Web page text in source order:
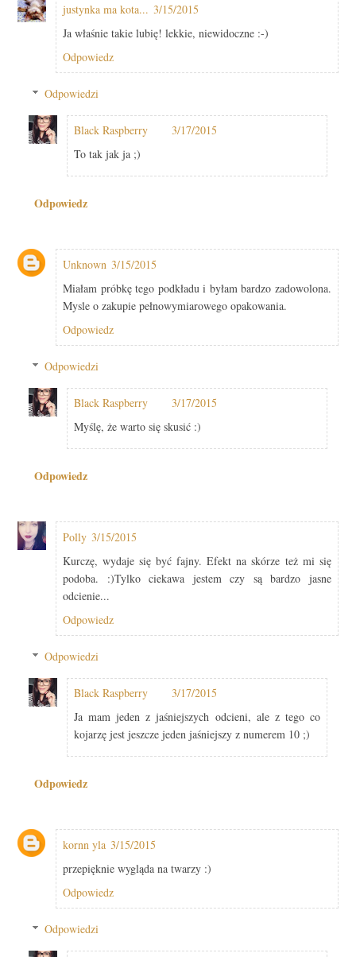
justynka ma kota... 3/15/2015
Ja właśnie takie lubię! lekkie, niewidoczne :-)
Odpowiedz
Odpowiedzi
Black Raspberry
3/17/2015
To tak jak ja ;)
Odpowiedz
Unknown 3/15/2015
Miałam próbkę tego podkładu i byłam bardzo zadowolona.
Mysle o zakupie pełnowymiarowego opakowania.
Odpowiedz
Odpowiedzi
Black Raspberry
3/17/2015
Myślę, że warto się skusić :)
Odpowiedz
Polly 3/15/2015
Kurczę, wydaje się być fajny. Efekt na skórze też mi się
podoba. :)Tylko ciekawa jestem czy są bardzo jasne
odcienie...
Odpowiedz
Odpowiedzi
Black Raspberry
3/17/2015
Ja mam jeden z jaśniejszych odcieni, ale z tego co
kojarzę jest jeszcze jeden jaśniejszy z numerem 10 ;)
Odpowiedz
kornn yla 3/15/2015
przepięknie wygląda na twarzy :)
Odpowiedz
Odpowiedzi